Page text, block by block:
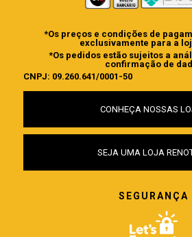
*Os preços e condições de
exclusivamente para a
*Os pedidos estão sujeitos a
confirmação de
CNPJ: 09.260.641/0001-50
CONHEÇA NOSSAS
SEJA UMA LOJA
SEGURANÇA